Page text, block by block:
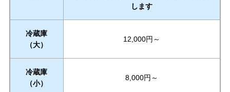
します
冷蔵庫
（大）
12,000円～
冷蔵庫
（小）
8,000円～